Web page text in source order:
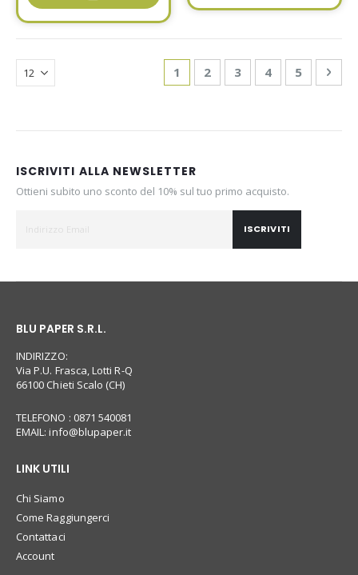
Page
You're currently reading page
1 Page
2 Page
3 Page
4 Page
5
ISCRIVITI ALLA NEWSLETTER
Ottieni subito uno sconto del 10% sul tuo primo acquisto.
ISCRIVITI
BLU PAPER S.R.L.
INDIRIZZO:
Via P.U. Frasca, Lotti R-Q
66100 Chieti Scalo (CH)
TELEFONO : 0871 540081
EMAIL:info@blupaper.it
LINK UTILI
Chi Siamo
Come Raggiungerci
Contattaci
Account